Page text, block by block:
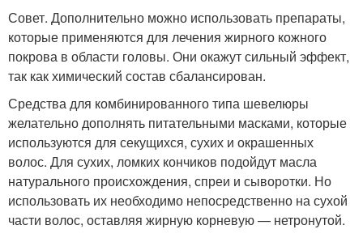
Совет. Дополнительно можно использовать препараты,
которые применяются для лечения жирного кожного
покрова в области головы. Они окажут сильный эффект,
так как химический состав сбалансирован.
Средства для комбинированного типа шевелюры
желательно дополнять питательными масками, которые
используются для секущихся, сухих и окрашенных
волос. Для сухих, ломких кончиков подойдут масла
натурального происхождения, спреи и сыворотки. Но
использовать их необходимо непосредственно на сухой
части волос, оставляя жирную корневую — нетронутой.